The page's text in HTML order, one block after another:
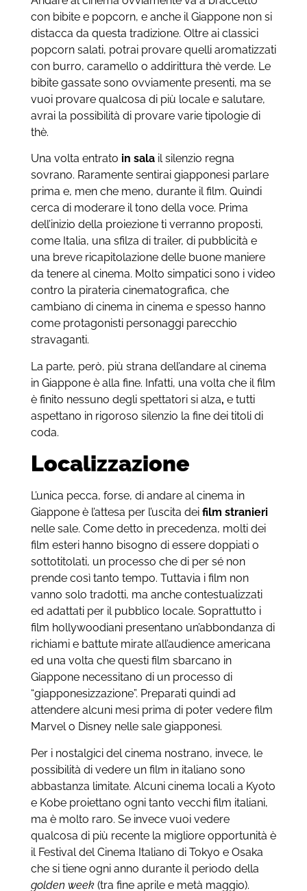
con bibite e popcorn, e anche il Giappone non si
distacca da questa tradizione. Oltre ai classici
popcorn salati, potrai provare quelli aromatizzati
con burro, caramello o addirittura thè verde. Le
bibite gassate sono ovviamente presenti, ma se
vuoi provare qualcosa di più locale e salutare,
avrai la possibilità di provare varie tipologie di
thè.
Una volta entrato in salail silenzio regna
sovrano. Raramente sentirai giapponesi parlare
prima e, men che meno, durante il film. Quindi
cerca di moderare il tono della voce. Prima
dell’inizio della proiezione ti verranno proposti,
come Italia, una sfilza di trailer, di pubblicità e
una breve ricapitolazione delle buone maniere
da tenere al cinema. Molto simpatici sono i video
contro la pirateria cinematografica, che
cambiano di cinema in cinema e spesso hanno
come protagonisti personaggi parecchio
stravaganti.
La parte, però, più strana dell’andare al cinema
in Giappone è alla fine. Infatti, una volta che il film
è finito nessuno degli spettatori si alza, e tutti
aspettano in rigoroso silenzio la fine dei titoli di
coda.
Localizzazione
L’unica pecca, forse, di andare al cinema in
Giappone è l’attesa per l’uscita deifilm stranieri
nelle sale. Come detto in precedenza, molti dei
film esteri hanno bisogno di essere doppiati o
sottotitolati, un processo che di per sé non
prende così tanto tempo. Tuttavia i film non
vanno solo tradotti, ma anche contestualizzati
ed adattati per il pubblico locale. Soprattutto i
film hollywoodiani presentano un’abbondanza di
richiami e battute mirate all’audience americana
ed una volta che questi film sbarcano in
Giappone necessitano di un processo di
“giapponesizzazione”. Preparati quindi ad
attendere alcuni mesi prima di poter vedere film
Marvel o Disney nelle sale giapponesi.
Per i nostalgici del cinema nostrano, invece, le
possibilità di vedere un film in italiano sono
abbastanza limitate. Alcuni cinema locali a Kyoto
e Kobe proiettano ogni tanto vecchi film italiani,
ma è molto raro. Se invece vuoi vedere
qualcosa di più recente la migliore opportunità è
il Festival del Cinema Italiano di Tokyo e Osaka
che si tiene ogni anno durante il periodo della
golden week(tra fine aprile e metà maggio).